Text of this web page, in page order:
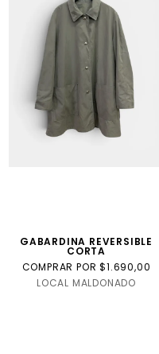
GABARDINA REVERSIBLE
CORTA
COMPRAR POR $1.690,00
LOCAL MALDONADO